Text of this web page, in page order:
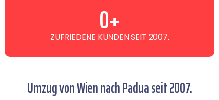
ZUFRIEDENE KUNDEN SEIT 2007.
0+
Umzug von Wien nach Padua seit 2007.